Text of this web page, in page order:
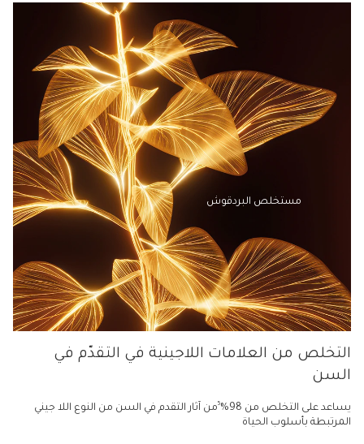
مستخلص البردقوش
التخلص من العلامات اللاجينية في التقدّم في
السن
يساعد على التخلص من 98% 5من آثار التقدم في السن من النوع اللا جيني
المرتبطة بأسلوب الحياة